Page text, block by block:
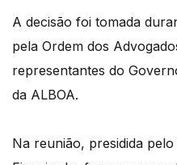
A decisão foi tomada
pela Ordem dos
representantes do
da ALBOA.
Na reunião, presidida